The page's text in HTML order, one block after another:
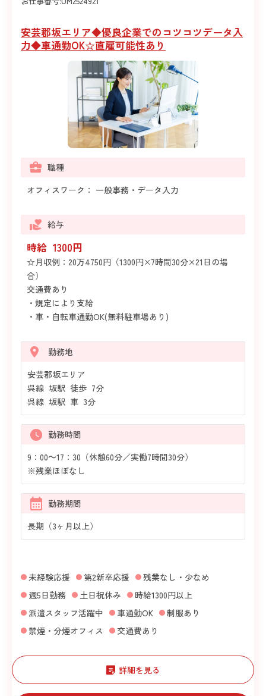
安芸郡坂エリア◆優良企業でのコツコツデータ入
力◆車通勤OK☆直雇可能性あり
職種
オフィスワーク： 一般事務・データ入力
給与
時給 1300円
☆月収例：20万4750円（1300円×7時間30分×21日の場
合）
交通費あり
・規定により支給
・車・自転車通勤OK(無料駐車場あり)
勤務地
安芸郡坂エリア
呉線 坂駅 徒歩 7分
呉線 坂駅 車 3分
勤務時間
9：00～17：30（休憩60分／実働7時間30分）
※残業ほぼなし
勤務期間
長期（3ヶ月以上）
未経験応援 第2新卒応援
残業なし・少なめ
週5日勤務
土日祝休み
時給1300円以上
派遣スタッフ活躍中
車通勤OK
制服あり
禁煙・分煙オフィス
交通費あり
詳細を見る